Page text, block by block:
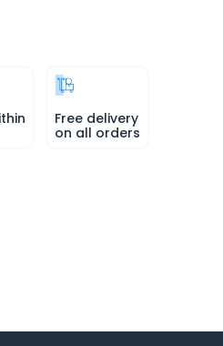
Free delivery
on all orders